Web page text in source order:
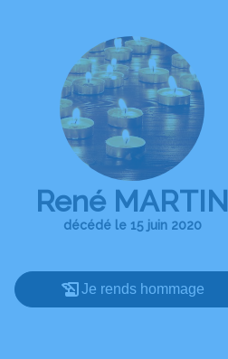
René MARTIN
décédé le 15 juin 2020
Je rends hommage